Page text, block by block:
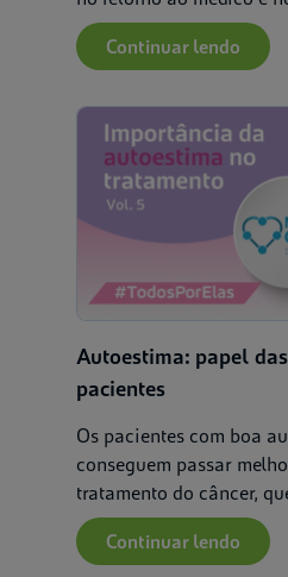
Continuar lendo
Autoestima: papel
pacientes
Os pacientes com boa
conseguem passar
tratamento do câncer,
Continuar lendo